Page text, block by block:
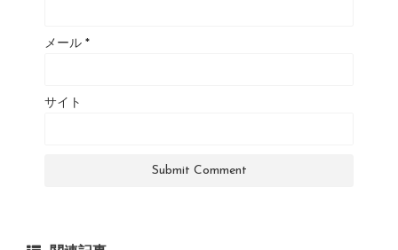
メール *
サイト